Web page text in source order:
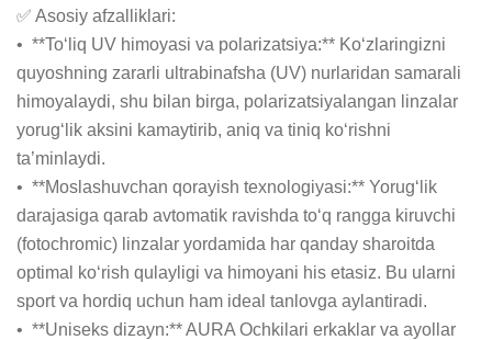
✅ Asosiy afzalliklari:
•  **To‘liq UV himoyasi va polarizatsiya:** Ko‘zlaringizni
quyoshning zararli ultrabinafsha (UV) nurlaridan samarali
himoyalaydi, shu bilan birga, polarizatsiyalangan linzalar
yorug‘lik aksini kamaytirib, aniq va tiniq ko‘rishni
ta’minlaydi.
•  **Moslashuvchan qorayish texnologiyasi:** Yorug‘lik
darajasiga qarab avtomatik ravishda to‘q rangga kiruvchi
(fotochromic) linzalar yordamida har qanday sharoitda
optimal ko‘rish qulayligi va himoyani his etasiz. Bu ularni
sport va hordiq uchun ham ideal tanlovga aylantiradi.
•  **Uniseks dizayn:** AURA Ochkilari erkaklar va ayollar